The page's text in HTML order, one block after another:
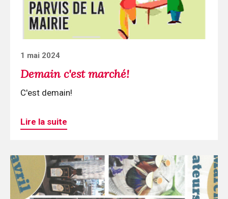
Posted
on
1 mai 2024
Demain c'est marché!
C'est demain!
Lire la suite
Continuer
la
lecture